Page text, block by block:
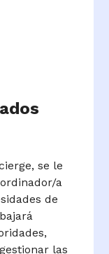
se le
a
de
las